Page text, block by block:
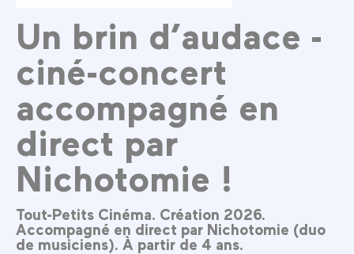
Un brin d’audace -
ciné-concert
accompagné en
direct par
Nichotomie !
Tout-Petits Cinéma. Création 2026.
Accompagné en direct par Nichotomie (duo
de musiciens). À partir de 4 ans.